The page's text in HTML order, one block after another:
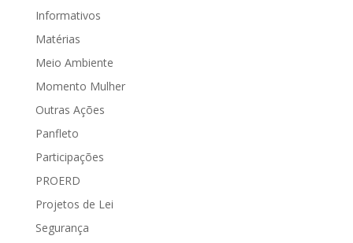
Informativos
Matérias
Meio Ambiente
Momento Mulher
Outras Ações
Panfleto
Participações
PROERD
Projetos de Lei
Segurança